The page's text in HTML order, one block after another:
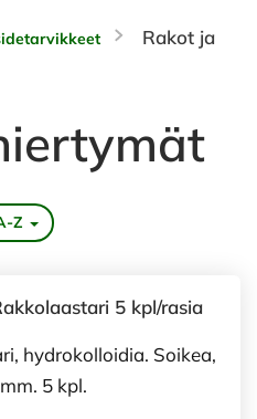
Rakot ja
Z
5 kpl/rasia
hydrokolloidia. Soikea,
5 kpl.